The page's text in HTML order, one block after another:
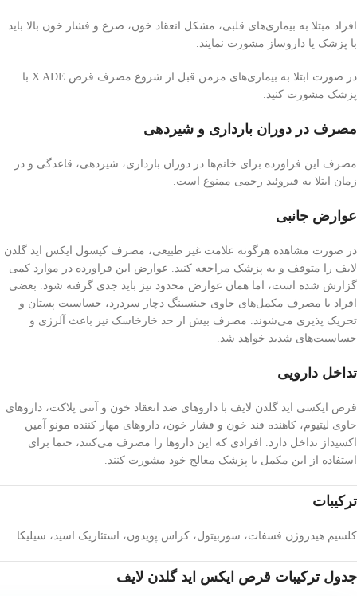
افراد مبتلا به بیماری‌های قلبی، مشکل انعقاد خون، صرع و فشار خون بالا باید
با پزشک یا داروساز مشورت نمایند.
در صورت ابتلا به بیماری‌های مزمن قبل از شروع مصرف قرص X ADE با
پزشک مشورت کنید.
مصرف در دوران بارداری و شیردهی
مصرف این فراورده برای خانم‌ها در دوران بارداری، شیردهی، قاعدگی و در
زمان ابتلا به فیروئید رحمی ممنوع است.
عوارض جانبی
در صورت مشاهده هرگونه علامت غیر طبیعی، مصرف کپسول ایکس اید گلدن
لایف را متوقف و به پزشک مراجعه کنید. عوارض این فراورده در موارد کمی
گزارش شده است، اما همان عوارض محدود نیز باید جدی گرفته شود. بعضی
افراد با مصرف مکمل‌های حاوی جینسینگ دچار سردرد، حساسیت پستان و
تحریک پذیری می‌شوند. مصرف بیش از حد خارخاسک نیز باعث آلرژی و
حساسیت‌های شدید خواهد شد.
تداخل دارویی
قرص ایکسی اید گلدن لایف با داروهای ضد انعقاد خون و آنتی پلاکت، داروهای
حاوی لیتیوم، کاهنده قند خون و فشار خون، داروهای مهار کننده مونو آمین
اکسیداز تداخل دارد. افرادی که این داروها را مصرف می‌کنند، حتما برای
استفاده از این مکمل با پزشک معالج خود مشورت کنند.
ترکیبات
کلسیم هیدروژن فسفات، سوربیتول، کراس پویدون، استئاریک اسید، سیلیکا
جدول ترکیبات قرص ایکس اید گلدن لایف